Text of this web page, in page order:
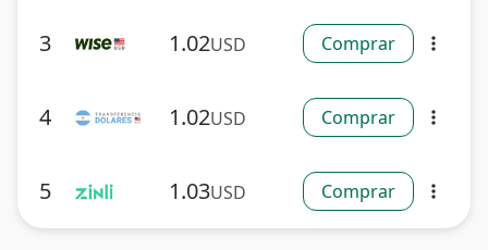
3 1.02USD Comprar more_vert
4 1.02USD Comprar more_vert
5 1.03USD Comprar more_vert